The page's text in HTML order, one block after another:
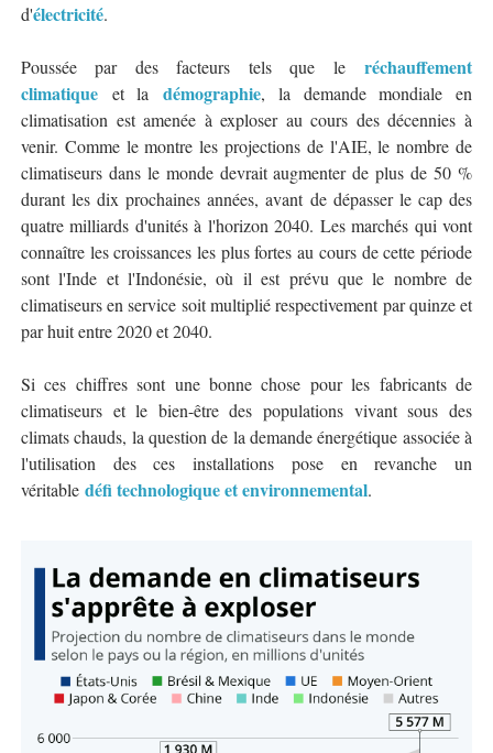
d'électricité.
Poussée par des facteurs tels que leréchauffement
climatiqueet ladémographie, la demande mondiale en
climatisation est amenée à exploser au cours des décennies à
venir. Comme le montre les projections de l'AIE, le nombre de
climatiseurs dans le monde devrait augmenter de plus de 50 %
durant les dix prochaines années, avant de dépasser le cap des
quatre milliards d'unités à l'horizon 2040. Les marchés qui vont
connaître les croissances les plus fortes au cours de cette période
sont l'Inde et l'Indonésie, où il est prévu que le nombre de
climatiseurs en service soit multiplié respectivement par quinze et
par huit entre 2020 et 2040.
Si ces chiffres sont une bonne chose pour les fabricants de
climatiseurs et le bien-être des populations vivant sous des
climats chauds, la question de la demande énergétique associée à
l'utilisation des ces installations pose en revanche un
véritable défi technologique et environnemental.